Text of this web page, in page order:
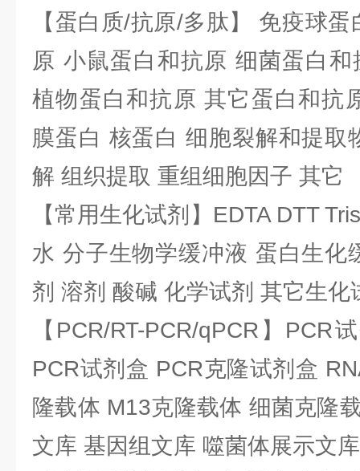
【蛋白质/抗原/多肽】 免疫球
原 小鼠蛋白和抗原 细菌蛋白
植物蛋白和抗原 其它蛋白和抗
膜蛋白 核蛋白 细胞裂解和提取
解 组织提取 重组细胞因子 其它
【常用生化试剂】EDTA DTT
水 分子生物学缓冲液 蛋白生化
剂 溶剂 酸碱 化学试剂 其它生化
【PCR/RT-PCR/qPCR】PCR
PCR试剂盒 PCR克隆试剂盒
隆载体 M13克隆载体 细菌克隆
文库 基因组文库 噬菌体展示文库